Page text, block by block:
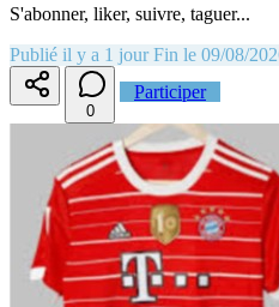
S'abonner, liker, suivre, taguer...
Publié il y a 1 jour Fin le 09/08/
0
Participer